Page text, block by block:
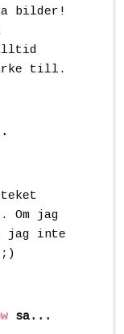
bilder!
till.
Om jag
jag inte
sa...